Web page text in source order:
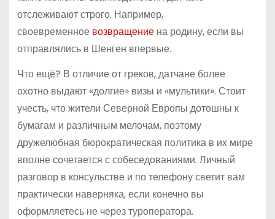
отслеживают строго. Например,
своевременное возвращениена родину, если вы
отправлялись в Шенген впервые.
Что ещё? В отличие от греков, датчане более
охотно выдают «долгие» визы и «мультики». Стоит
учесть, что жители Северной Европы дотошны к
бумагам и различным мелочам, поэтому
дружелюбная бюрократическая политика в их мире
вполне сочетается с собеседованиями. Личный
разговор в консульстве и по телефону светит вам
практически наверняка, если конечно вы
оформляетесь не через туроператора.